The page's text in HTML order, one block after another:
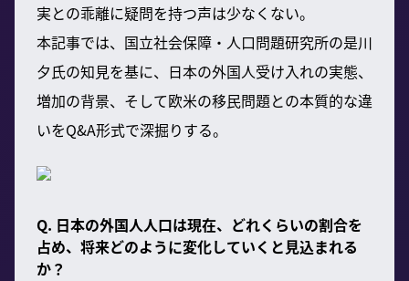
実との乖離に疑問を持つ声は少なくない。
本記事では、国立社会保障・人口問題研究所の是川
夕氏の知見を基に、日本の外国人受け入れの実態、
増加の背景、そして欧米の移民問題との本質的な違
いをQ&A形式で深掘りする。
Q. 日本の外国人人口は現在、どれくらいの割合を
占め、将来どのように変化していくと見込まれる
か？